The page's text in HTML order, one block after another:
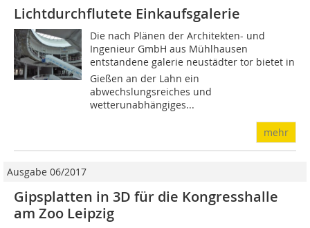
Lichtdurchflutete Einkaufsgalerie
Die nach Plänen der Architekten- und
Ingenieur GmbH aus Mühlhausen
entstandene galerie neustädter tor bietet in
Gießen an der Lahn ein
abwechslungsreiches und
wetterunabhängiges...
mehr
Ausgabe 06/2017
Gipsplatten in 3D für die Kongresshalle
am Zoo Leipzig